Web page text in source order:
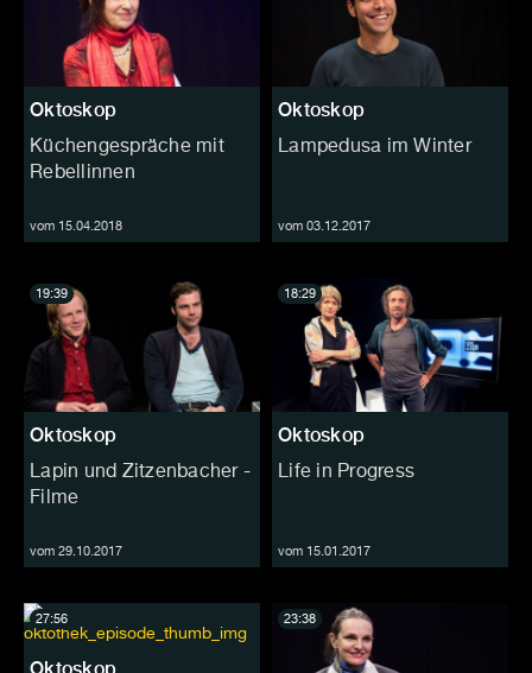
Oktoskop
Küchengespräche mit
Rebellinnen
vom 15.04.2018
Oktoskop
Lampedusa im Winter
vom 03.12.2017
Oktoskop
Lapin und Zitzenbacher -
Filme
vom 29.10.2017
19:39
Oktoskop
Life in Progress
vom 15.01.2017
18:29
Oktoskop
27:56 23:38